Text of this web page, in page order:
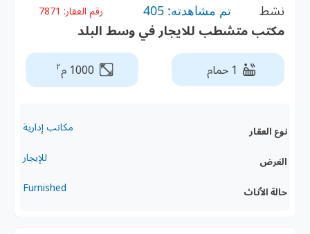
نشط تم مشاهدته: 405 رقم العقار: 7871
مكتب متشطب للايجار في وسط البلد
1 حمام 1000 م ٢
نوع العقار مكاتب إدارية
الغرض للإيجار
حالة الأثاث Furnished